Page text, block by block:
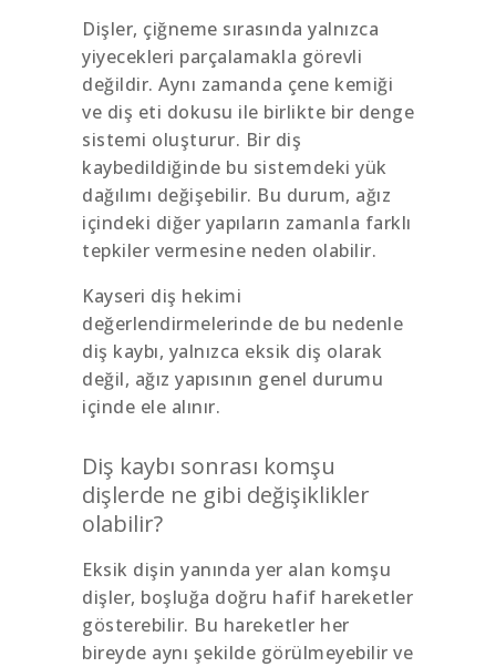
Dişler, çiğneme sırasında yalnızca
yiyecekleri parçalamakla görevli
değildir. Aynı zamanda çene kemiği
ve diş eti dokusu ile birlikte bir denge
sistemi oluşturur. Bir diş
kaybedildiğinde bu sistemdeki yük
dağılımı değişebilir. Bu durum, ağız
içindeki diğer yapıların zamanla farklı
tepkiler vermesine neden olabilir.
Kayseri diş hekimi
değerlendirmelerinde de bu nedenle
diş kaybı, yalnızca eksik diş olarak
değil, ağız yapısının genel durumu
içinde ele alınır.
Diş kaybı sonrası komşu
dişlerde ne gibi değişiklikler
olabilir?
Eksik dişin yanında yer alan komşu
dişler, boşluğa doğru hafif hareketler
gösterebilir. Bu hareketler her
bireyde aynı şekilde görülmeyebilir ve